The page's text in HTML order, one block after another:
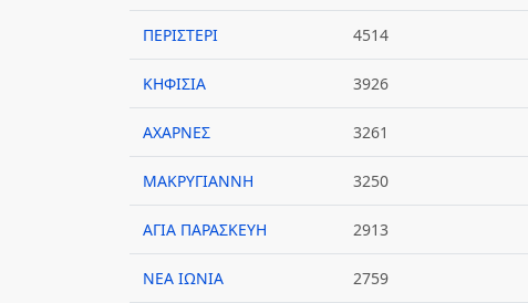
ΠΕΡΙΣΤΕΡΙ 4514
ΚΗΦΙΣΙΑ 3926
ΑΧΑΡΝΕΣ 3261
ΜΑΚΡΥΓΙΑΝΝΗ 3250
ΑΓΙΑ ΠΑΡΑΣΚΕΥΗ 2913
ΝΕΑ ΙΩΝΙΑ 2759